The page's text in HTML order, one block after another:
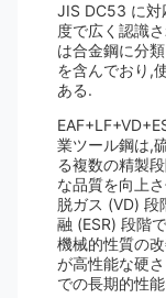
JIS DC53 に対
度で広く認識
は合金鋼に分
を含んでおり,
ある.
業ツール鋼は,
る複数の精製
な品質を向上
脱ガス (VD) 段
融 (ESR) 段階
機械的性質の
が高性能な硬
での長期的性